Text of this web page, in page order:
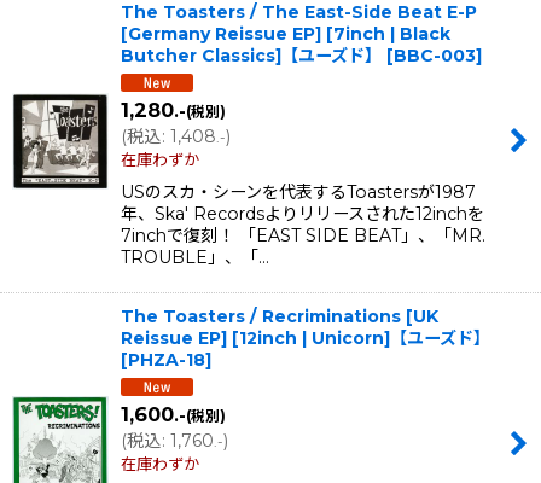
The Toasters / The East-Side Beat E-P
[Germany Reissue EP] [7inch | Black
Butcher Classics]【ユーズド】
[BBC-003]
1,280.-(税別)
(税込: 1,408.-)
在庫わずか
USのスカ・シーンを代表するToastersが1987
年、Ska' Recordsよりリリースされた12inchを
7inchで復刻！ 「EAST SIDE BEAT」、「MR.
TROUBLE」、「…
The Toasters / Recriminations [UK
Reissue EP] [12inch | Unicorn]【ユーズド】
[PHZA-18]
1,600.-(税別)
(税込: 1,760 .-)
在庫わずか